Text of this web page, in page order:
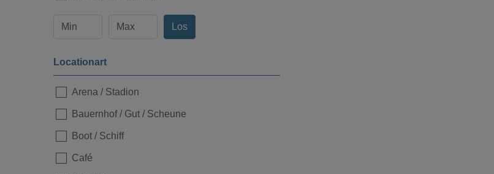
Los
Locationart
Arena / Stadion
Bauernhof / Gut / Scheune
Boot / Schiff
Café